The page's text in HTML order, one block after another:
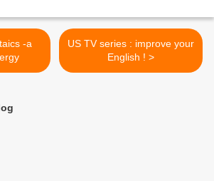
US TV series : improve your
English ! >